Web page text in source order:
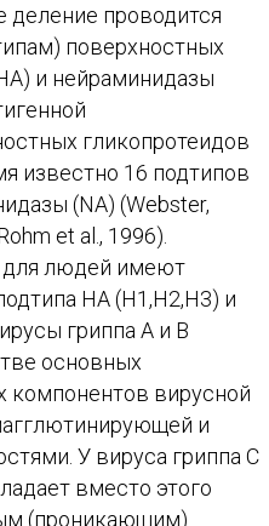
деление проводится
поверхностных
и нейраминидазы
гликопротеидов
известно 16 подтипов
(NA) (Webster,
et al., 1996).
для людей имеют
HA (H1,H2,H3) и
гриппа А и В
основных
компонентов вирусной
и
У вируса гриппа С
вместо этого
(проникающим)